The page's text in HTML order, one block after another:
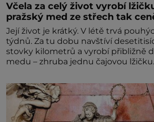
Včela za celý život vyrobí
pražský med ze střech tak
Její život je krátký. V létě trvá
týdnů. Za tu dobu navštíví
stovky kilometrů a vyrobí přibližně
medu – zhruba jednu čajovou
dalšími desítkami tisíc příslušnic
vznikne jeden z nejdokonalejších